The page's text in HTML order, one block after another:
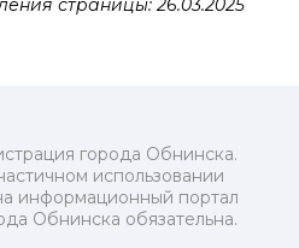
страницы: 26.03.2025
города Обнинска.
использовании
информационный портал
Обнинска обязательна.